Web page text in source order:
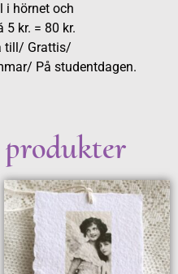
i hörnet och
5 kr. = 80 kr.
till/ Grattis/
På studentdagen.